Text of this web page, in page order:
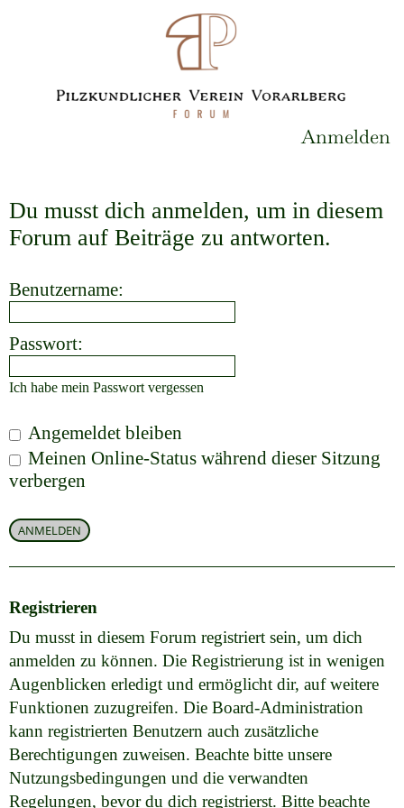
Anmelden
Du musst dich anmelden, um in diesem
Forum auf Beiträge zu antworten.
Benutzername:
Passwort:
Ich habe mein Passwort vergessen
Angemeldet bleiben
Meinen Online-Status während dieser Sitzung
verbergen
Registrieren
Du musst in diesem Forum registriert sein, um dich
anmelden zu können. Die Registrierung ist in wenigen
Augenblicken erledigt und ermöglicht dir, auf weitere
Funktionen zuzugreifen. Die Board-Administration
kann registrierten Benutzern auch zusätzliche
Berechtigungen zuweisen. Beachte bitte unsere
Nutzungsbedingungen und die verwandten
Regelungen, bevor du dich registrierst. Bitte beachte